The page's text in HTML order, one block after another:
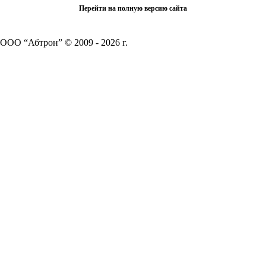
Перейти на полную версию сайта
ООО “Абтрон” © 2009 - 2026 г.